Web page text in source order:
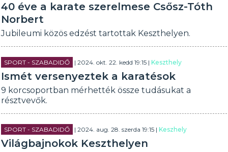
40 éve a karate szerelmese Csősz-Tóth
Norbert
Jubileumi közös edzést tartottak Keszthelyen.
SPORT - SZABADIDŐ | 2024. okt. 22. kedd 19:15 |Keszthely
Ismét versenyeztek a karatésok
9 korcsoportban mérhették össze tudásukat a
résztvevők.
SPORT - SZABADIDŐ | 2024. aug. 28. szerda 19:15 |Keszhely
Világbajnokok Keszthelyen